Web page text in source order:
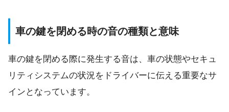
車の鍵を閉める時の音の種類と意味
車の鍵を閉める際に発生する音は、車の状態やセキュ
リティシステムの状況をドライバーに伝える重要なサ
インとなっています。